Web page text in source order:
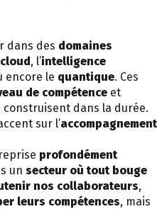
dans des domaines
cloud, l’intelligence
encore le quantique. Ces
de compétence et
construisent dans la durée.
sur l’accompagnement
profondément
un secteur où tout bouge
nos collaborateurs,
leurs compétences, mais